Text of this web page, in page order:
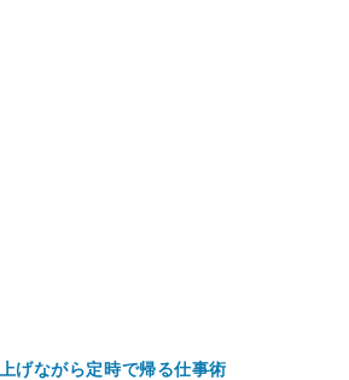
げながら定時で帰る仕事術